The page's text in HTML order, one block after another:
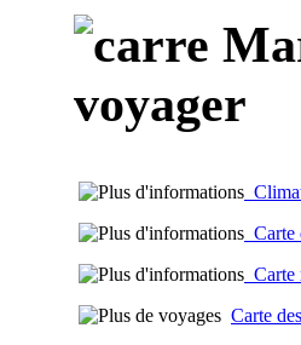
voyager
Carte
Carte
Carte